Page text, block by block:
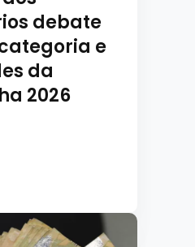
debate
e
da
2026